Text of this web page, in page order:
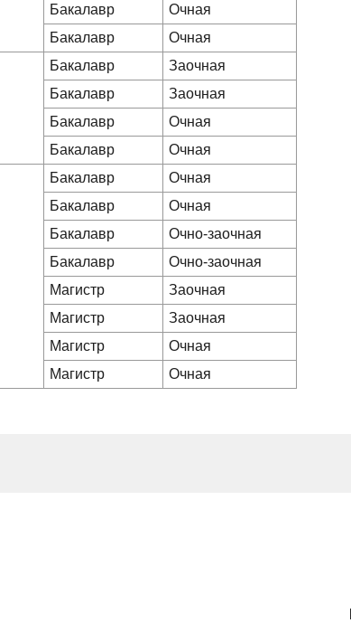
Бакалавр
Очная
Бакалавр
Очная
Бакалавр
Заочная
Бакалавр
Заочная
Бакалавр
Очная
Бакалавр
Очная
Бакалавр
Очная
Бакалавр
Очная
Бакалавр
Очно-заочная
Бакалавр
Очно-заочная
Магистр
Заочная
Магистр
Заочная
Магистр
Очная
Магистр
Очная